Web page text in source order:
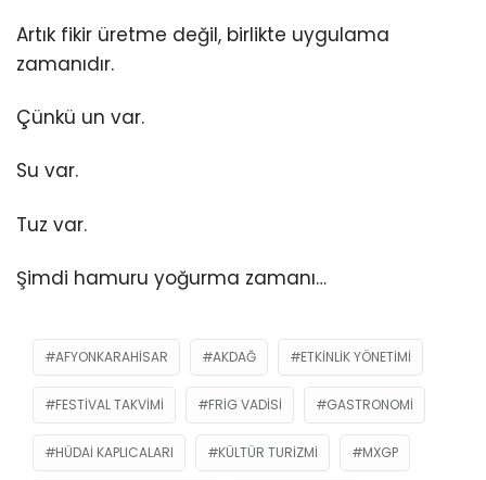
Artık fikir üretme değil, birlikte uygulama
zamanıdır.
Çünkü un var.
Su var.
Tuz var.
Şimdi hamuru yoğurma zamanı…
AFYONKARAHISAR AKDAĞ ETKINLIK YÖNETIMI
FESTIVAL TAKVIMI FRİG VADİSİ GASTRONOMI
HÜDAI KAPLICALARI KÜLTÜR TURIZMI MXGP